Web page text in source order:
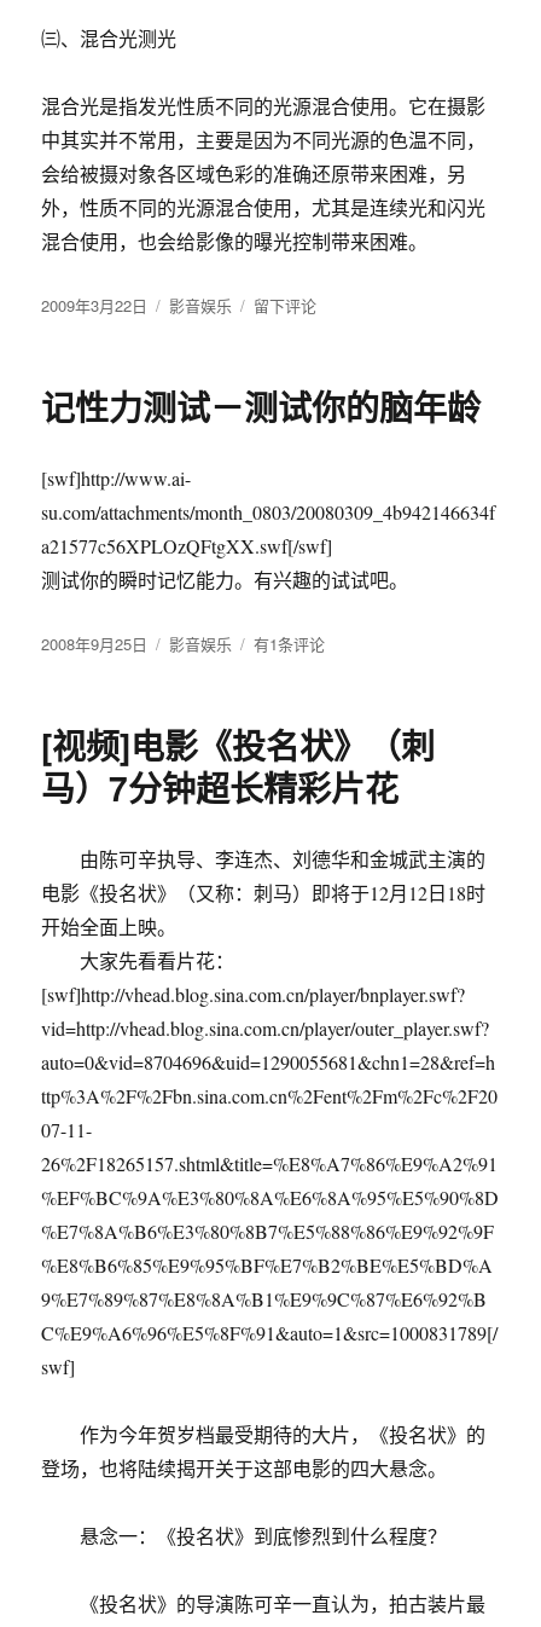
㈢、混合光测光
混合光是指发光性质不同的光源混合使用。它在摄影
中其实并不常用，主要是因为不同光源的色温不同，
会给被摄对象各区域色彩的准确还原带来困难，另
外，性质不同的光源混合使用，尤其是连续光和闪光
混合使用，也会给影像的曝光控制带来困难。
发
2009年3月22日
分
影音娱乐
于
影
光
法
和
光
技
留下评论
记性力测试－测试你的脑年龄
[swf]http://www.ai-
su.com/attachments/month_0803/20080309_4b942146634f
a21577c56XPLOzQFtgXX.swf[/swf]
测试你的瞬时记忆能力。有兴趣的试试吧。
发
2008年9月25日
分
影音娱乐
记
试
－
测
你
的
脑
有1条评论
[视频]电影《投名状》（刺
马）7分钟超长精彩片花
由陈可辛执导、李连杰、刘德华和金城武主演的
电影《投名状》（又称：刺马）即将于12月12日18时
开始全面上映。
大家先看看片花：
[swf]http://vhead.blog.sina.com.cn/player/bnplayer.swf?
vid=http://vhead.blog.sina.com.cn/player/outer_player.swf?
auto=0&vid=8704696&uid=1290055681&chn1=28&ref=h
ttp%3A%2F%2Fbn.sina.com.cn%2Fent%2Fm%2Fc%2F20
07-11-
26%2F18265157.shtml&title=%E8%A7%86%E9%A2%91
%EF%BC%9A%E3%80%8A%E6%8A%95%E5%90%8D
%E7%8A%B6%E3%80%8B7%E5%88%86%E9%92%9F
%E8%B6%85%E9%95%BF%E7%B2%BE%E5%BD%A
9%E7%89%87%E8%8A%B1%E9%9C%87%E6%92%B
C%E9%A6%96%E5%8F%91&auto=1&src=1000831789[/
swf]
作为今年贺岁档最受期待的大片，《投名状》的
登场，也将陆续揭开关于这部电影的四大悬念。
悬念一：《投名状》到底惨烈到什么程度？
《投名状》的导演陈可辛一直认为，拍古装片最